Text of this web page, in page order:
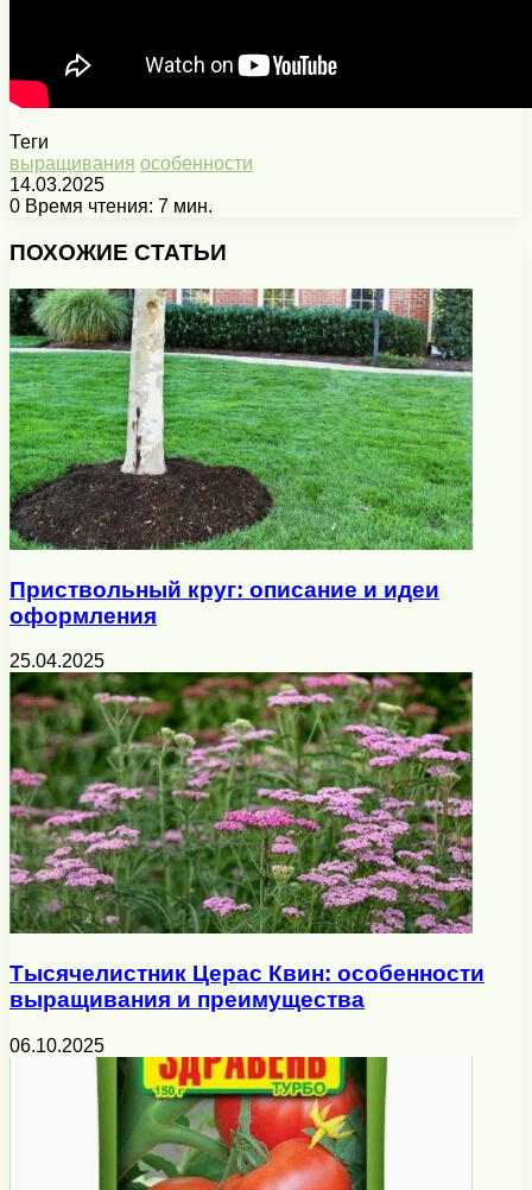
Теги
выращивания особенности
14.03.2025
0 Время чтения: 7 мин.
ПОХОЖИЕ СТАТЬИ
Приствольный круг: описание и идеи
оформления
25.04.2025
Тысячелистник Церас Квин: особенности
выращивания и преимущества
06.10.2025